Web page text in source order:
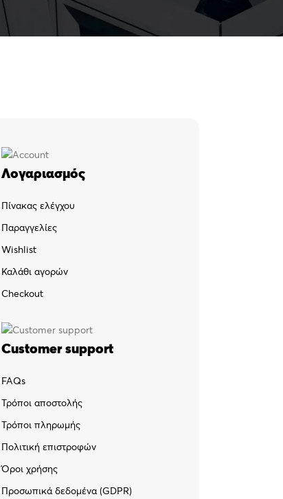
Λογαριασμός
Πίνακας ελέγχου
Παραγγελίες
Wishlist
Καλάθι αγορών
Checkout
Customer support
FAQs
Τρόποι αποστολής
Τρόποι πληρωμής
Πολιτική επιστροφών
Όροι χρήσης
Προσωπικά δεδομένα (GDPR)